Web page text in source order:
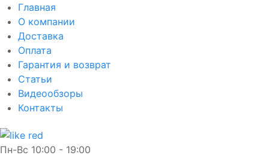
Главная
О компании
Доставка
Оплата
Гарантия и возврат
Статьи
Видеообзоры
Контакты
Пн-Вс 10:00 - 19:00